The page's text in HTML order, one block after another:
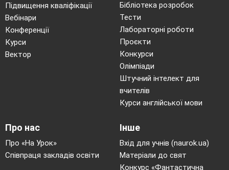
Підвищення кваліфікації
Вебінари
Конференції
Курси
Вектор
Бібліотека розробок
Тести
Лабораторні роботи
Проєкти
Конкурси
Олімпіади
Штучний інтелект для
вчителів
Курси англійської мови
Про нас
Про «На Урок»
Співпраця закладів освіти
Інше
Вхід для учнів (naurok.ua)
Матеріали до свят
Конкурс «Фантастична